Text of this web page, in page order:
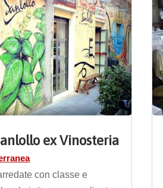
ex Vinosteria
con classe e